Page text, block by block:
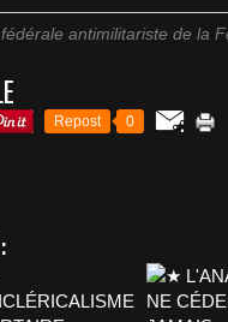
antimilitariste de la
Repost 0